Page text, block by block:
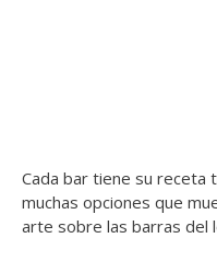
Cada bar tiene su receta
muchas opciones que
arte sobre las barras del